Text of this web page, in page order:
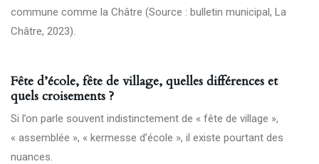
commune comme la Châtre (Source : bulletin municipal, La
Châtre, 2023).
Fête d’école, fête de village, quelles différences et
quels croisements ?
Si l’on parle souvent indistinctement de « fête de village »,
« assemblée », « kermesse d’école », il existe pourtant des
nuances.